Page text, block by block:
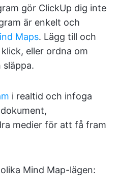
gör ClickUp dig inte
är enkelt och
Maps. Lägg till och
eller ordna om
i realtid och infoga
medier för att få fram
Mind Map-lägen: